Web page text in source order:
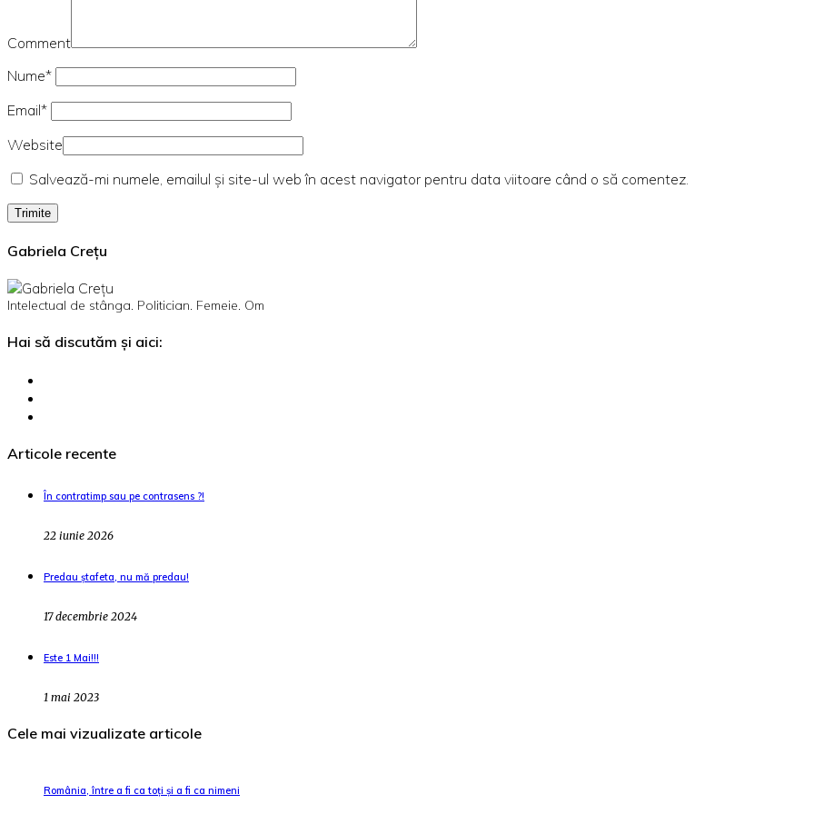
Comment
Nume*
Email*
Website
Salvează-mi numele, emailul și site-ul web în acest navigator pentru data viitoare când o să comentez.
Gabriela Crețu
Intelectual de stânga. Politician. Femeie. Om
Hai să discutăm și aici:
Articole recente
În contratimp sau pe contrasens ?!
22 iunie 2026
Predau ștafeta, nu mă predau!
17 decembrie 2024
Este 1 Mai!!!
1 mai 2023
Cele mai vizualizate articole
România, între a fi ca toți și a fi ca nimeni